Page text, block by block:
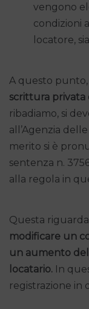
vengono
condizioni
locatore,
A questo
scrittura privata
ribadiamo, si
all’Agenzia
merito si è
sentenza n.
alla regola in
Questa
modificare un
un aumento del
locatario. In
registrazione in